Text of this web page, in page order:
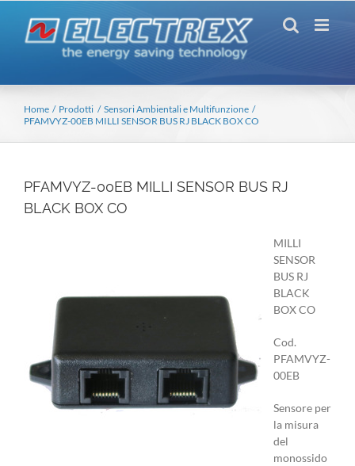
contenuto
Home Prodotti
Sensori Ambientali e Multifunzione
PFAMVYZ-00EB MILLI SENSOR BUS RJ BLACK BOX CO
PFAMVYZ-00EB MILLI SENSOR BUS RJ
BLACK BOX CO
MILLI
SENSOR
BUS RJ
BLACK
BOX CO
Cod.
PFAMVYZ-
00EB
Sensore per
la misura
del
monossido